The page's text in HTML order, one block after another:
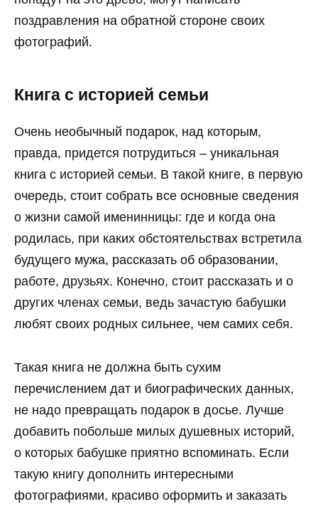
поздравления на обратной стороне своих
фотографий.
Книга с историей семьи
Очень необычный подарок, над которым,
правда, придется потрудиться – уникальная
книга с историей семьи. В такой книге, в первую
очередь, стоит собрать все основные сведения
о жизни самой именинницы: где и когда она
родилась, при каких обстоятельствах встретила
будущего мужа, рассказать об образовании,
работе, друзьях. Конечно, стоит рассказать и о
других членах семьи, ведь зачастую бабушки
любят своих родных сильнее, чем самих себя.
Такая книга не должна быть сухим
перечислением дат и биографических данных,
не надо превращать подарок в досье. Лучше
добавить побольше милых душевных историй,
о которых бабушке приятно вспоминать. Если
такую книгу дополнить интересными
фотографиями, красиво оформить и заказать